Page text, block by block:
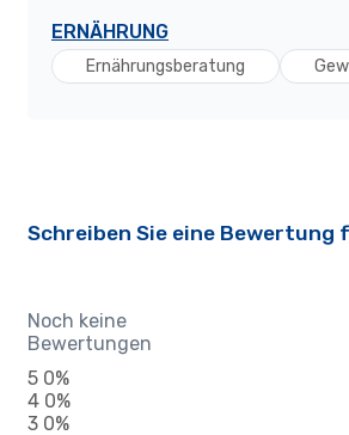
ERNÄHRUNG
Ernährungsberatung
Schreiben Sie eine Bewertung
Noch keine
Bewertungen
5 0%
4 0%
3 0%